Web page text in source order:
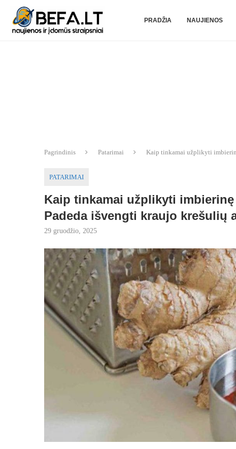
PRADŽIA NAUJIENOS
Pagrindinis Patarimai Kaip tinkamai užplikyti
PATARIMAI
Kaip tinkamai užplikyti
Padeda išvengti kraujo krešulių
29 gruodžio, 2025